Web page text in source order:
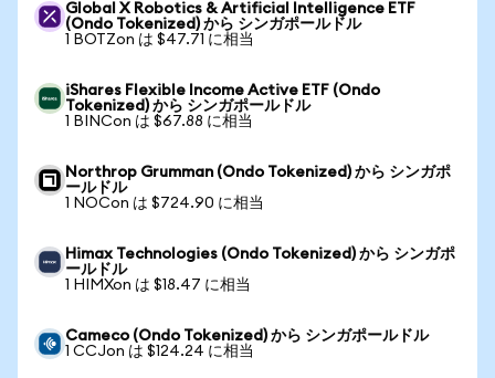
Global X Robotics & Artificial Intelligence ETF
(Ondo Tokenized) から シンガポールドル
1 BOTZon は $47.71 に相当
iShares Flexible Income Active ETF (Ondo
Tokenized) から シンガポールドル
1 BINCon は $67.88 に相当
Northrop Grumman (Ondo Tokenized) から シンガポ
ールドル
1 NOCon は $724.90 に相当
Himax Technologies (Ondo Tokenized) から シンガポ
ールドル
1 HIMXon は $18.47 に相当
Cameco (Ondo Tokenized) から シンガポールドル
1 CCJon は $124.24 に相当